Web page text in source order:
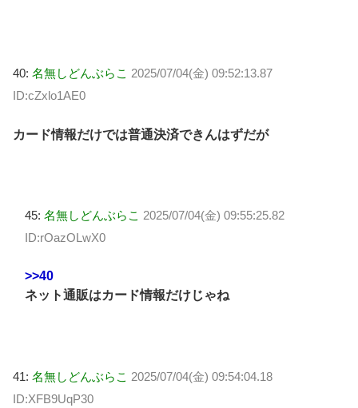
40: 名無しどんぶらこ 2025/07/04(金) 09:52:13.87
ID:cZxlo1AE0
カード情報だけでは普通決済できんはずだが
45: 名無しどんぶらこ 2025/07/04(金) 09:55:25.82
ID:rOazOLwX0
>>40
ネット通販はカード情報だけじゃね
41: 名無しどんぶらこ 2025/07/04(金) 09:54:04.18
ID:XFB9UqP30